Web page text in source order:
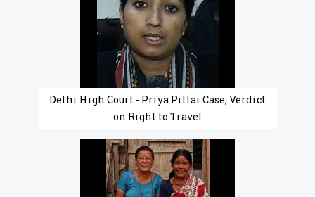
Delhi High Court - Priya Pillai Case, Verdict
on Right to Travel